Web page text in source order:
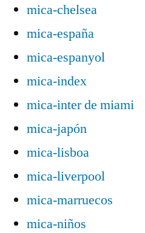
mica-chelsea
mica-españa
mica-espanyol
mica-index
mica-inter de miami
mica-japón
mica-lisboa
mica-liverpool
mica-marruecos
mica-niños